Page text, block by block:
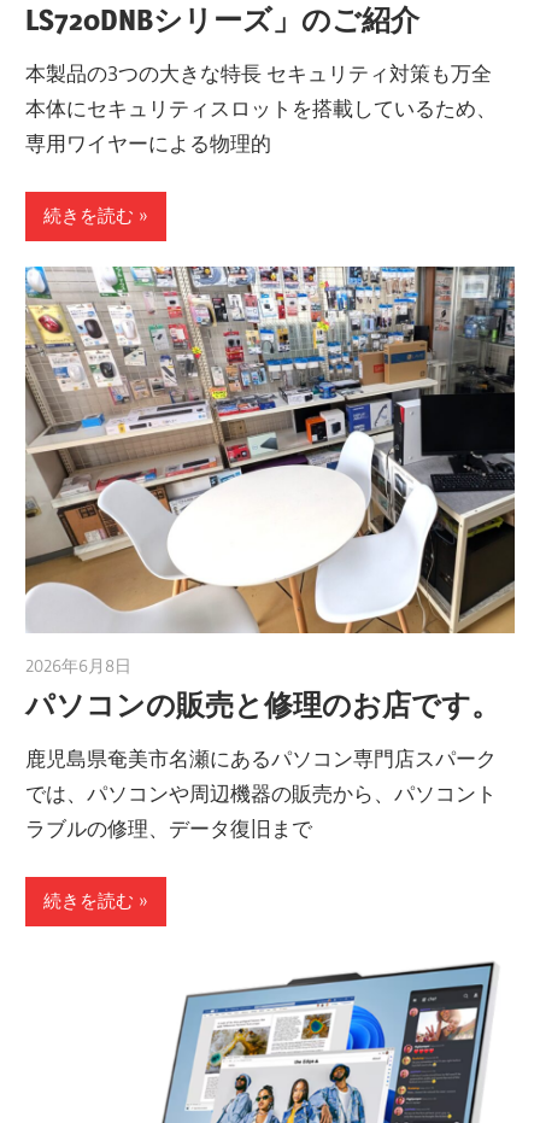
LS720DNBシリーズ」のご紹介
本製品の3つの大きな特長 セキュリティ対策も万全
本体にセキュリティスロットを搭載しているため、
専用ワイヤーによる物理的
続きを読む
2026年6月8日
パソコンの販売と修理のお店です。
鹿児島県奄美市名瀬にあるパソコン専門店スパーク
では、パソコンや周辺機器の販売から、パソコント
ラブルの修理、データ復旧まで
続きを読む